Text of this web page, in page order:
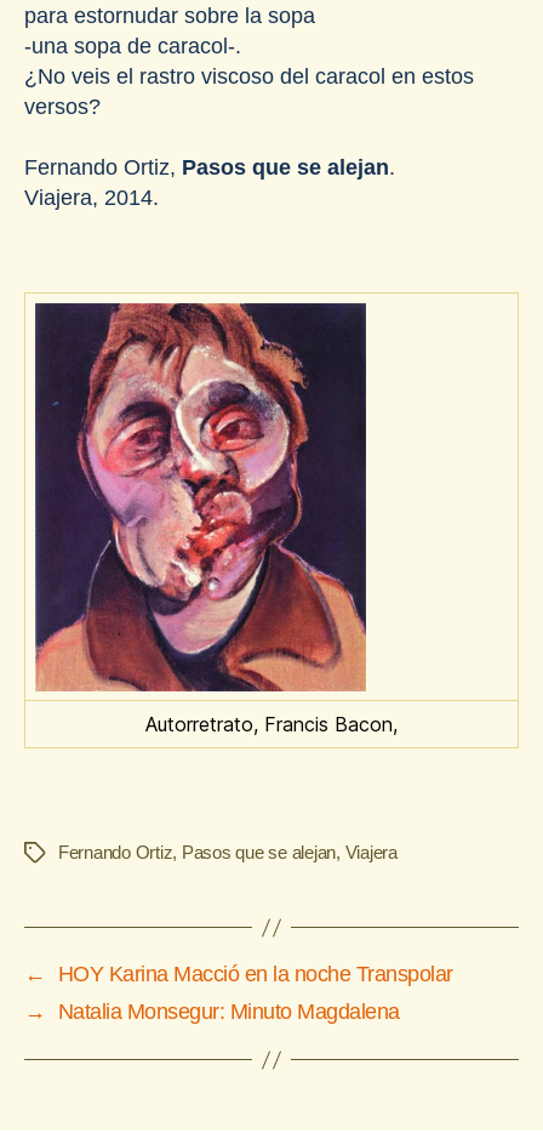
para estornudar sobre la sopa
-una sopa de caracol-.
¿No veis el rastro viscoso del caracol en estos
versos?
Fernando Ortiz, Pasos que se alejan.
Viajera, 2014.
Autorretrato, Francis Bacon,
EtiquetasFernando Ortiz, Pasos que se alejan, Viajera
←
HOY Karina Macció en la noche Transpolar
→
Natalia Monsegur: Minuto Magdalena